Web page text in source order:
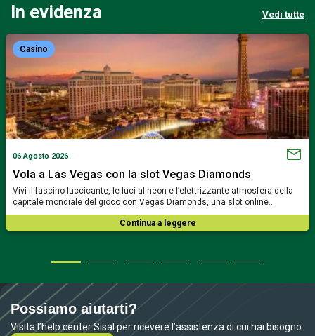
In evidenza Vedi tutte
Casino
06 Agosto 2026
Vola a Las Vegas con la slot Vegas Diamonds
Vivi il fascino luccicante, le luci al neon e l’elettrizzante atmosfera della
capitale mondiale del gioco con Vegas Diamonds, una slot online…
Continua a leggere
Possiamo aiutarti?
Visita l’help center Sisal per ricevere l’assistenza di cui hai bisogno.